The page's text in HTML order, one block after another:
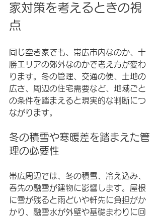
家対策を考えるときの視
点
同じ空き家でも、帯広市内なのか、十
勝エリアの郊外なのかで考え方が変わ
ります。冬の管理、交通の便、土地の
広さ、周辺の住宅需要など、地域ごと
の条件を踏まえると現実的な判断につ
ながります。
冬の積雪や寒暖差を踏まえた管
理の必要性
帯広周辺では、冬の積雪、冷え込み、
春先の融雪が建物に影響します。屋根
に雪が残ると雨どいや軒先に負担がか
かり、融雪水が外壁や基礎まわりに回